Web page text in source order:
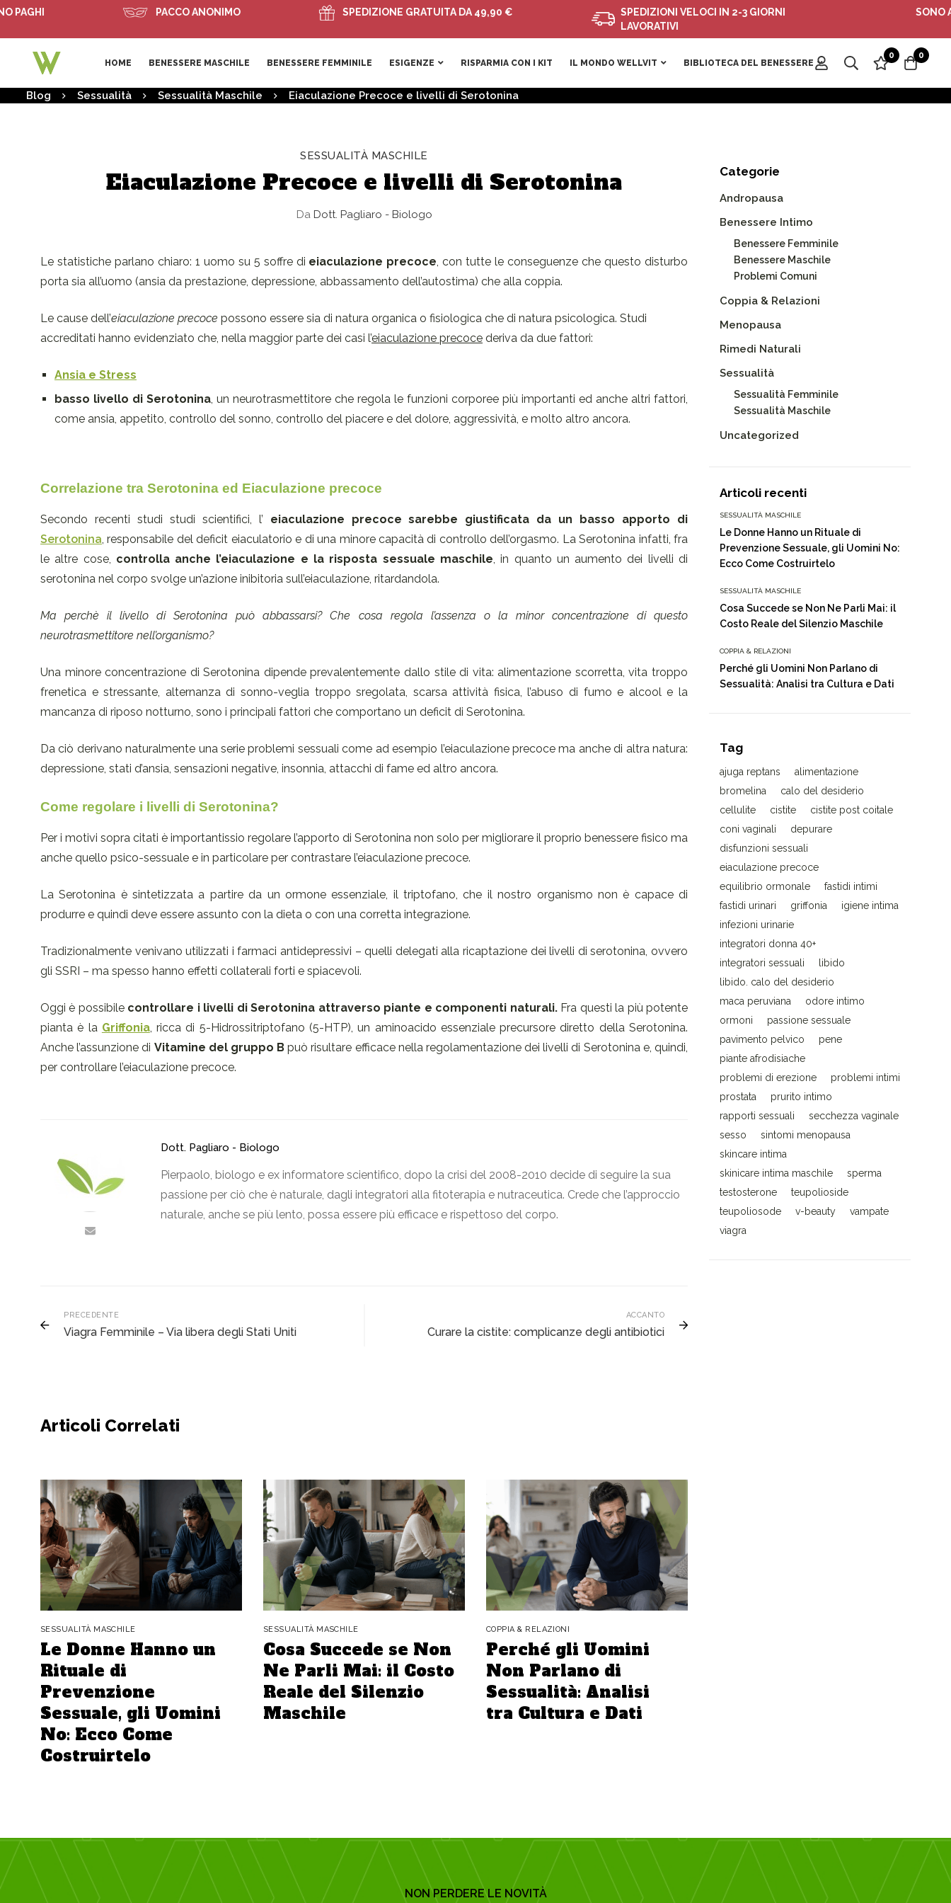
PACCO ANONIMO SPEDIZIONE GRATUITA DA 49,90 €
SPEDIZIONI VELOCI IN 2-3 GIORNI
LAVORATIVI
SONO ATTIVI
HOME BENESSERE MASCHILE BENESSERE FEMMINILE ESIGENZE RISPARMIA CON I KIT IL MONDO WELLVIT BIBLIOTECA DEL BENESSERE
0 0
Blog Sessualità Sessualità Maschile Eiaculazione Precoce e livelli di Serotonina
SESSUALITÀ MASCHILE
Eiaculazione Precoce e livelli di Serotonina
DaDott. Pagliaro - Biologo
Le statistiche parlano chiaro: 1 uomo su 5 soffre di eiaculazione precoce, con tutte le conseguenze che questo disturbo
porta sia all’uomo (ansia da prestazione, depressione, abbassamento dell’autostima) che alla coppia.
Le cause dell’eiaculazione precoce possono essere sia di natura organica o fisiologica che di natura psicologica. Studi
accreditati hanno evidenziato che, nella maggior parte dei casi l’eiaculazione precoce deriva da due fattori:
Ansia e Stress
basso livello di Serotonina, un neurotrasmettitore che regola le funzioni corporee più importanti ed anche altri fattori,
come ansia, appetito, controllo del sonno, controllo del piacere e del dolore, aggressività, e molto altro ancora.
Correlazione tra Serotonina ed Eiaculazione precoce
Secondo recenti studi studi scientifici, l’ eiaculazione precoce sarebbe giustificata da un basso apporto di
Serotonina, responsabile del deficit eiaculatorio e di una minore capacità di controllo dell’orgasmo. La Serotonina infatti, fra
le altre cose, controlla anche l’eiaculazione e la risposta sessuale maschile, in quanto un aumento dei livelli di
serotonina nel corpo svolge un’azione inibitoria sull’eiaculazione, ritardandola.
Ma perchè il livello di Serotonina può abbassarsi? Che cosa regola l’assenza o la minor concentrazione di questo
neurotrasmettitore nell’organismo?
Una minore concentrazione di Serotonina dipende prevalentemente dallo stile di vita: alimentazione scorretta, vita troppo
frenetica e stressante, alternanza di sonno-veglia troppo sregolata, scarsa attività fisica, l’abuso di fumo e alcool e la
mancanza di riposo notturno, sono i principali fattori che comportano un deficit di Serotonina.
Da ciò derivano naturalmente una serie problemi sessuali come ad esempio l’eiaculazione precoce ma anche di altra natura:
depressione, stati d’ansia, sensazioni negative, insonnia, attacchi di fame ed altro ancora.
Come regolare i livelli di Serotonina?
Per i motivi sopra citati è importantissio regolare l’apporto di Serotonina non solo per migliorare il proprio benessere fisico ma
anche quello psico-sessuale e in particolare per contrastare l’eiaculazione precoce.
La Serotonina è sintetizzata a partire da un ormone essenziale, il triptofano, che il nostro organismo non è capace di
produrre e quindi deve essere assunto con la dieta o con una corretta integrazione.
Tradizionalmente venivano utilizzati i farmaci antidepressivi – quelli delegati alla ricaptazione dei livelli di serotonina, ovvero
gli SSRI – ma spesso hanno effetti collaterali forti e spiacevoli.
Oggi è possibile controllare i livelli di Serotonina attraverso piante e componenti naturali.Fra questi la più potente
pianta è la Griffonia, ricca di 5-Hidrossitriptofano (5-HTP), un aminoacido essenziale precursore diretto della Serotonina.
Anche l’assunzione di Vitamine del gruppo B può risultare efficace nella regolamentazione dei livelli di Serotonina e, quindi,
per controllare l’eiaculazione precoce.
Dott. Pagliaro - Biologo
Pierpaolo, biologo e ex informatore scientifico, dopo la crisi del 2008-2010 decide di seguire la sua
passione per ciò che è naturale, dagli integratori alla fitoterapia e nutraceutica. Crede che l’approccio
naturale, anche se più lento, possa essere più efficace e rispettoso del corpo.
PRECEDENTE
Viagra Femminile – Via libera degli Stati Uniti
ACCANTO
Curare la cistite: complicanze degli antibiotici
Articoli Correlati
SESSUALITÀ MASCHILE
Le Donne Hanno un
Rituale di
Prevenzione
Sessuale, gli Uomini
No: Ecco Come
Costruirtelo
SESSUALITÀ MASCHILE
Cosa Succede se Non
Ne Parli Mai: il Costo
Reale del Silenzio
Maschile
COPPIA & RELAZIONI
Perché gli Uomini
Non Parlano di
Sessualità: Analisi
tra Cultura e Dati
Categorie
Andropausa
Benessere Intimo
Benessere Femminile
Benessere Maschile
Problemi Comuni
Coppia & Relazioni
Menopausa
Rimedi Naturali
Sessualità
Sessualità Femminile
Sessualità Maschile
Uncategorized
Articoli recenti
SESSUALITÀ MASCHILE
Le Donne Hanno un Rituale di
Prevenzione Sessuale, gli Uomini No:
Ecco Come Costruirtelo
SESSUALITÀ MASCHILE
Cosa Succede se Non Ne Parli Mai: il
Costo Reale del Silenzio Maschile
COPPIA & RELAZIONI
Perché gli Uomini Non Parlano di
Sessualità: Analisi tra Cultura e Dati
Tag
ajuga reptans
alimentazione
bromelina
calo del desiderio
cellulite
cistite
cistite post coitale
coni vaginali
depurare
disfunzioni sessuali
eiaculazione precoce
equilibrio ormonale
fastidi intimi
fastidi urinari
griffonia
igiene intima
infezioni urinarie
integratori donna 40+
integratori sessuali
libido
libido. calo del desiderio
maca peruviana
odore intimo
ormoni
passione sessuale
pavimento pelvico
pene
piante afrodisiache
problemi di erezione
problemi intimi
prostata
prurito intimo
rapporti sessuali
secchezza vaginale
sesso
sintomi menopausa
skincare intima
skinicare intima maschile
sperma
testosterone
teupolioside
teupoliosode
v-beauty
vampate
viagra
NON PERDERE LE NOVITÀ